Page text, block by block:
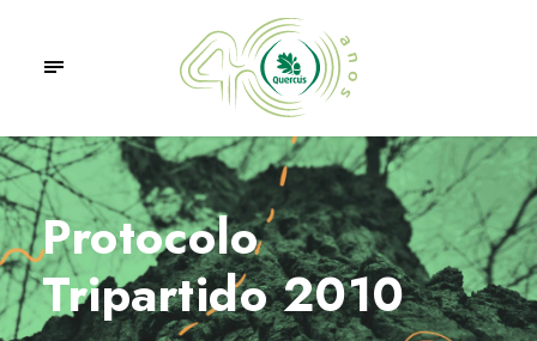
Protocolo
Tripartido 2010